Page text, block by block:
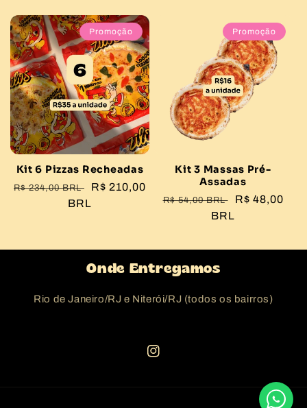
Promoção
Kit 6 Pizzas Recheadas
Preço
R$ 234,00 BRL
Preço
R$ 210,00
BRL
Promoção
Kit 3 Massas Pré-
Assadas
Preço
R$ 54,00 BRL
Preço
R$ 48,00
BRL
Onde Entregamos
Rio de Janeiro/RJ e Niterói/RJ (todos os bairros)
Instagram